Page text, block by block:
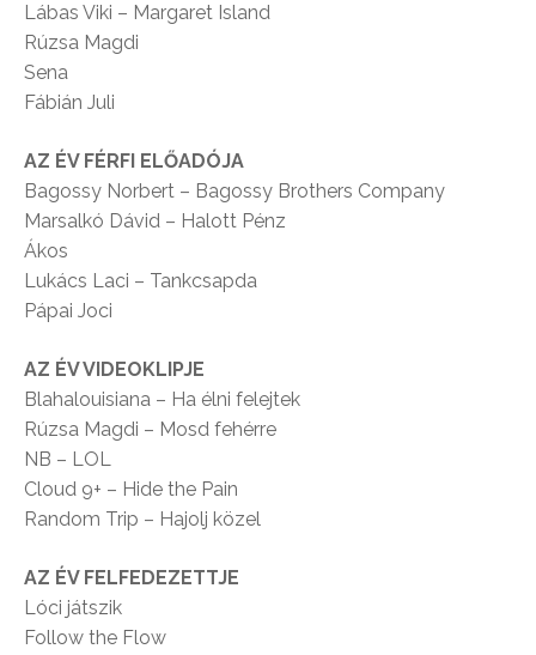
Lábas Viki – Margaret Island
Rúzsa Magdi
Sena
Fábián Juli
AZ ÉV FÉRFI ELŐADÓJA
Bagossy Norbert – Bagossy Brothers Company
Marsalkó Dávid – Halott Pénz
Ákos
Lukács Laci – Tankcsapda
Pápai Joci
AZ ÉV VIDEOKLIPJE
Blahalouisiana – Ha élni felejtek
Rúzsa Magdi – Mosd fehérre
NB – LOL
Cloud 9+ – Hide the Pain
Random Trip – Hajolj közel
AZ ÉV FELFEDEZETTJE
Lóci játszik
Follow the Flow